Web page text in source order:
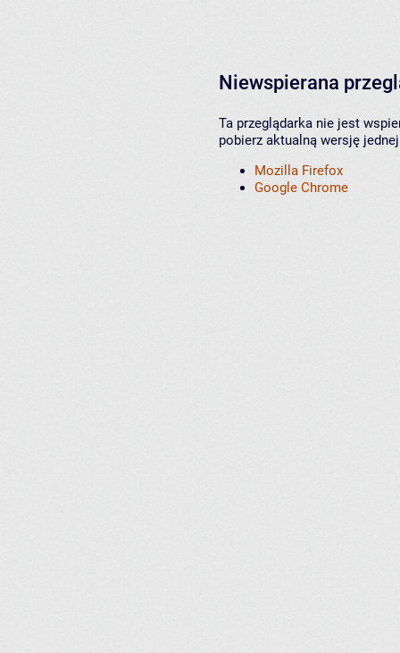
Niewspierana
Ta przeglądarka nie jest
pobierz aktualną wersję
Mozilla Firefox
Google Chrome